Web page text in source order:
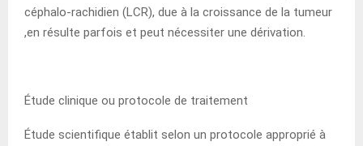
céphalo-rachidien (LCR), due à la croissance de la tumeur
,en résulte parfois et peut nécessiter une dérivation.
Étude clinique ou protocole de traitement
Étude scientifique établit selon un protocole approprié à